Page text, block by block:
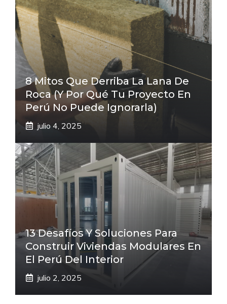
8 Mitos Que Derriba La Lana De
Roca (Y Por Qué Tu Proyecto En
Perú No Puede Ignorarla)
julio 4, 2025
13 Desafíos Y Soluciones Para
Construir Viviendas Modulares En
El Perú Del Interior
julio 2, 2025